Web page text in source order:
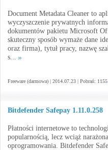
Document Metadata Cleaner to
wyczyszczenie prywatnych
dokumentów pakietu Microsoft
skuteczny sposób wymaże dane
oraz firma), tytuł pracy, nazwę
s...
Freeware (darmowa) | 2014.07.23 | Pobrań:
Bitdefender Safepay 1.11.0.258
Płatności internetowe to
popularnością, lecz wciąż
oprogramowania. Bitdefender